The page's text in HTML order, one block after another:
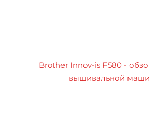
Brother Innov-is F580 -
вышивальной